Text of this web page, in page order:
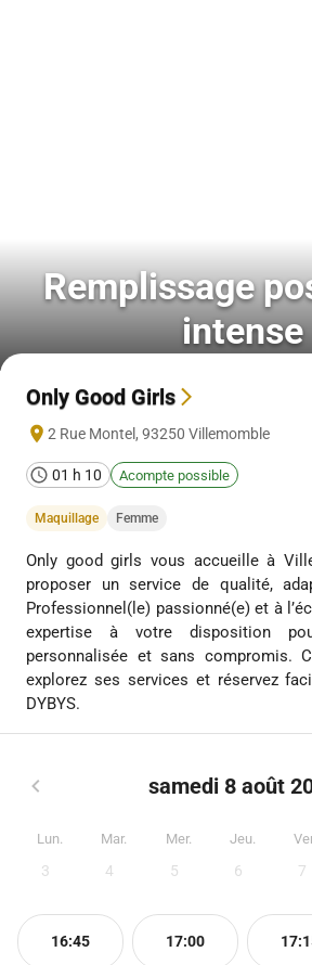
Remplissage
intense
Only Good Girls
2 Rue Montel, 93250 Villemomble
01 h 10 Acompte possible
Maquillage Femme
Only good girls vous accueille à
proposer un service de qualité,
Professionnel(le) passionné(e) et à
expertise à votre disposition
personnalisée et sans compromis.
explorez ses services et réservez
DYBYS.
samedi 8 août
Lun.
3
Mar.
4
Mer.
5
Jeu.
6 7
16:45 17:00